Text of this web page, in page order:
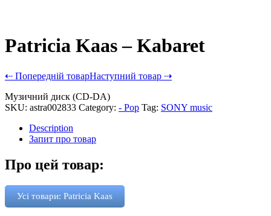
Patricia Kaas – Kabaret
⇠ Попередній товарНаступний товар ⇢
Музичний диск (CD-DA)
SKU: astra002833 Category: - Pop Tag: SONY music
Description
Запит про товар
Про цей товар:
Усі товари: Patricia Kaas